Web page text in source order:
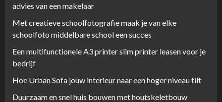
advies van een makelaar
Met creatieve schoolfotografie maak je van elke
schoolfoto middelbare school een succes
Een multifunctionele A3 printer slim printer leasen voor je
bedrijf
Hoe Urban Sofa jouw interieur naar een hoger niveau tilt
Duurzaam en snel huis bouwen met houtskeletbouw